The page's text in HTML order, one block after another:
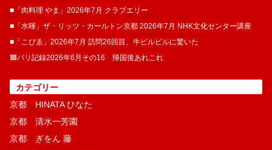
■「肉料理 やま」2026年7月 クラブエリー
■「水暉」ザ・リッツ・カールトン京都 2026年7月 NHK文化センター講座
■「こぴゑ」2026年7月 訪問26回目、牛ピルピルに驚いた
🟦パリ記録2026年6月その16 帰国後あれこれ
カテゴリー
京都 HINATA ひなた
京都 清水一芳園
京都 ぎをん 藤